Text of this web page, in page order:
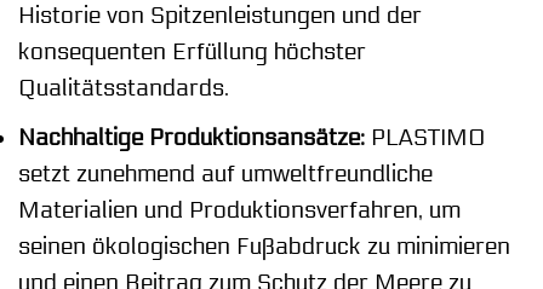
Historie von Spitzenleistungen und der
konsequenten Erfüllung höchster
Qualitätsstandards.
Nachhaltige Produktionsansätze: PLASTIMO
setzt zunehmend auf umweltfreundliche
Materialien und Produktionsverfahren, um
seinen ökologischen Fußabdruck zu minimieren
und einen Beitrag zum Schutz der Meere zu